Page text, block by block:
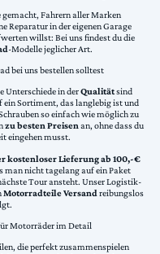
Fahrern aller Marken
Reparatur in der eigenen Garage
willst: Bei uns findest du die
-Modelle jeglicher Art.
bei uns bestellen solltest
Unterschiede in derQualitätsind
ein Sortiment, das langlebig ist und
so einfach wie möglich zu
zu besten Preisenan, ohne dass du
eingehen musst.
kostenloser Lieferung ab 100,-€
man nicht tagelang auf ein Paket
Tour ansteht. Unser Logistik-
Motorradteile Versand reibungslos
Motorräder im Detail
die perfekt zusammenspielen